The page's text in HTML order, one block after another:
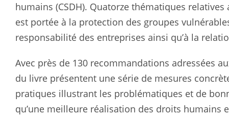
humains (CSDH). Quatorze thématiques
est portée à la protection des groupes
responsabilité des entreprises ainsi qu’à la
Avec près de 130 recommandations adressées
du livre présentent une série de mesures
pratiques illustrant les problématiques et de
qu’une meilleure réalisation des droits humains